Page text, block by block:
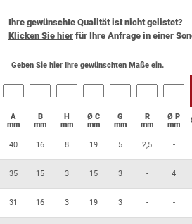
Ihre gewünschte Qualität ist nicht gelistet?
Klicken Sie hier für Ihre Anfrage in einer
Geben Sie hier Ihre gewünschten Maße ein.
A
mm
B
mm
H
mm
Ø C
mm
G
mm
R
mm
Ø P
mm
40 16 8 19 5 2,5 -
35 15 3 15 3 - 4
31 16 3 19 3 - -